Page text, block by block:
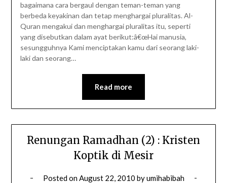
bagaimana cara bergaul dengan teman-teman yang
berbeda keyakinan dan tetap menghargai pluralitas. Al-
Quran mengakui dan menghargai pluralitas itu, seperti
yang disebutkan dalam ayat berikut:â€œHai manusia,
sesungguhnya Kami menciptakan kamu dari seorang laki-
laki dan seorang…
Read more
Renungan Ramadhan (2) : Kristen
Koptik di Mesir
Posted onAugust 22, 2010 byumihabibah